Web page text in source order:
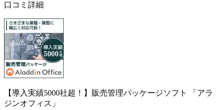
口コミ詳細
【導入実績5000社超！】販売管理パッケージソフト
「アラ
ジンオフィス」